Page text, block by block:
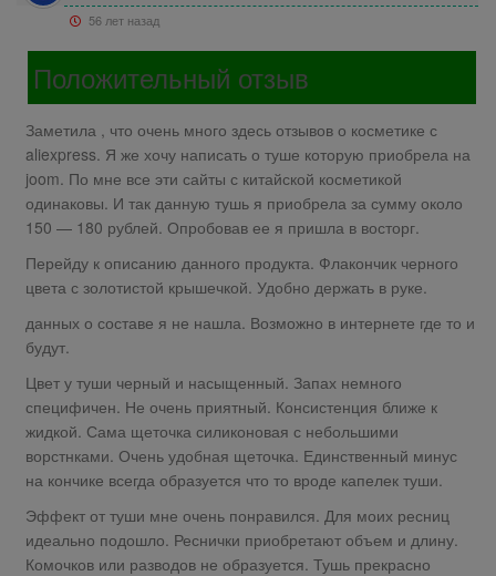
56 лет назад
Положительный отзыв
Заметила , что очень много здесь отзывов о косметике с
aliexpress. Я же хочу написать о туше которую приобрела на
joom. По мне все эти сайты с китайской косметикой
одинаковы. И так данную тушь я приобрела за сумму около
150 — 180 рублей. Опробовав ее я пришла в восторг.
Перейду к описанию данного продукта. Флакончик черного
цвета с золотистой крышечкой. Удобно держать в руке.
данных о составе я не нашла. Возможно в интернете где то и
будут.
Цвет у туши черный и насыщенный. Запах немного
специфичен. Не очень приятный. Консистенция ближе к
жидкой. Сама щеточка силиконовая с небольшими
ворстнками. Очень удобная щеточка. Единственный минус
на кончике всегда образуется что то вроде капелек туши.
Эффект от туши мне очень понравился. Для моих ресниц
идеально подошло. Реснички приобретают объем и длину.
Комочков или разводов не образуется. Тушь прекрасно